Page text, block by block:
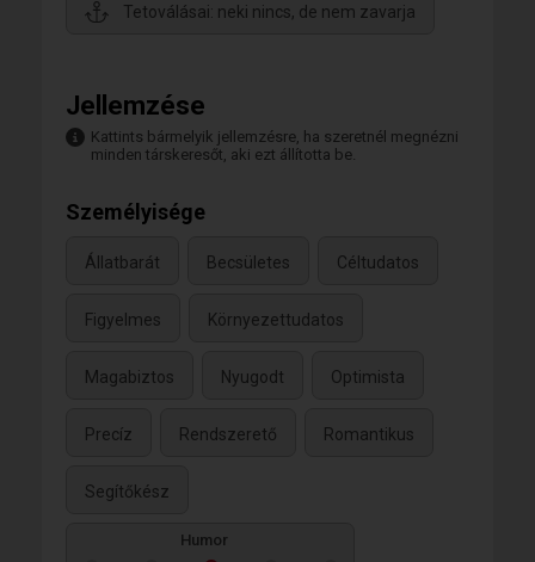
Tetoválásai: neki nincs, de nem zavarja
Jellemzése
Kattints bármelyik jellemzésre, ha szeretnél megnézni
minden társkeresőt, aki ezt állította be.
Személyisége
Állatbarát Becsületes Céltudatos
Figyelmes Környezettudatos
Magabiztos Nyugodt Optimista
Precíz Rendszerető Romantikus
Segítőkész
Humor